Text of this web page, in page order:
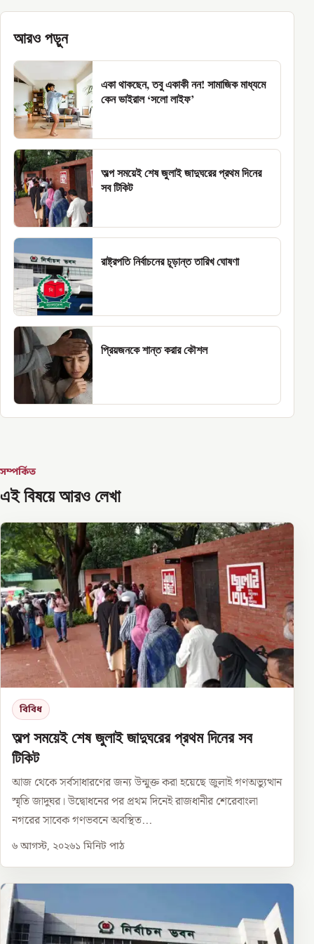
আরও পড়ুন
একা থাকছেন, তবু একাকী নন! সামাজিক মাধ্যমে
কেন ভাইরাল ‘সলো লাইফ’
অল্প সময়েই শেষ জুলাই জাদুঘরের প্রথম দিনের
সব টিকিট
রাষ্ট্রপতি নির্বাচনের চূড়ান্ত তারিখ ঘোষণা
প্রিয়জনকে শান্ত করার কৌশল
সম্পর্কিত
এই বিষয়ে আরও লেখা
বিবিধ
অল্প সময়েই শেষ জুলাই জাদুঘরের প্রথম দিনের সব
টিকিট
আজ থেকে সর্বসাধারণের জন্য উন্মুক্ত করা হয়েছে জুলাই গণঅভ্যুত্থান
স্মৃতি জাদুঘর। উদ্বোধনের পর প্রথম দিনেই রাজধানীর শেরেবাংলা
নগরের সাবেক গণভবনে অবস্থিত...
৬ আগস্ট, ২০২৬১ মিনিট পাঠ